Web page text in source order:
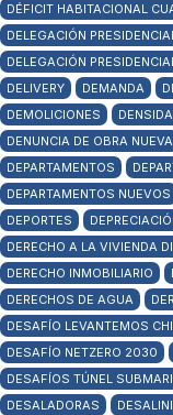
DÉFICIT HABITACIONAL
DELEGACIÓN
DELEGACIÓN
DELIVERY
DEMANDA
DEMOLICIONES
DENUNCIA DE OBRA NUEVA
DEPARTAMENTOS
DEPARTAMENTOS NUEVOS
DEPORTES
DERECHO A LA VIVIENDA
DERECHO INMOBILIARIO
DERECHOS DE AGUA
DESAFÍO LEVANTEMOS
DESAFÍO NETZERO 2030
DESAFÍOS TÚNEL
DESALADORAS